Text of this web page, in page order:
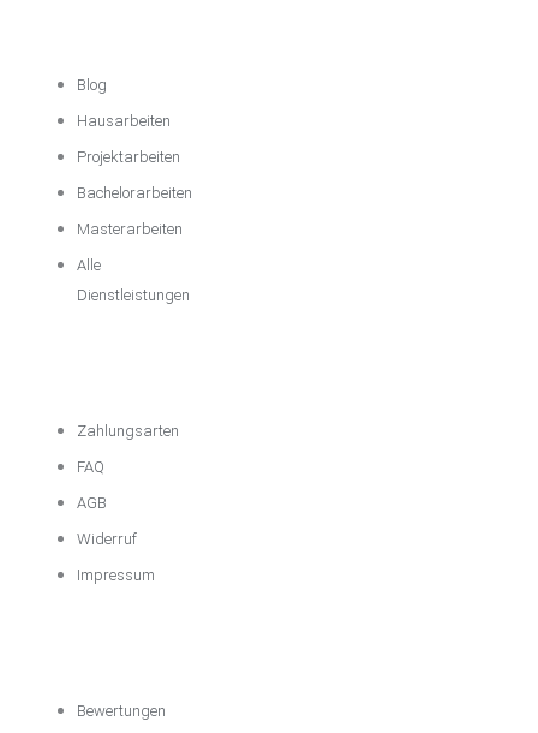
Blog
Hausarbeiten
Projektarbeiten
Bachelorarbeiten
Masterarbeiten
Alle
Dienstleistungen
Zahlungsarten
FAQ
AGB
Widerruf
Impressum
Bewertungen